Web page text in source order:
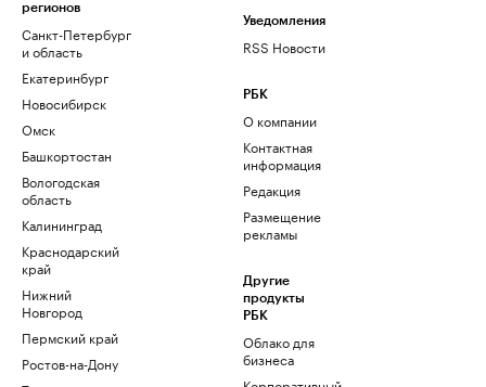
регионов
Санкт-Петербург
и область
Екатеринбург
Новосибирск
Омск
Башкортостан
Вологодская
область
Калининград
Краснодарский
край
Нижний
Новгород
Пермский край
Ростов-на-Дону
Уведомления
RSS Новости
РБК
О компании
Контактная
информация
Редакция
Размещение
рекламы
Другие
продукты
РБК
Облако для
бизнеса